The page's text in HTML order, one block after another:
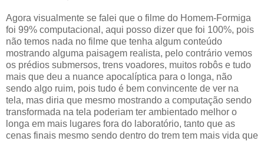
Agora visualmente se falei que o filme do Homem-Formiga
foi 99% computacional, aqui posso dizer que foi 100%, pois
não temos nada no filme que tenha algum conteúdo
mostrando alguma paisagem realista, pelo contrário vemos
os prédios submersos, trens voadores, muitos robôs e tudo
mais que deu a nuance apocalíptica para o longa, não
sendo algo ruim, pois tudo é bem convincente de ver na
tela, mas diria que mesmo mostrando a computação sendo
transformada na tela poderiam ter ambientado melhor o
longa em mais lugares fora do laboratório, tanto que as
cenas finais mesmo sendo dentro do trem tem mais vida que